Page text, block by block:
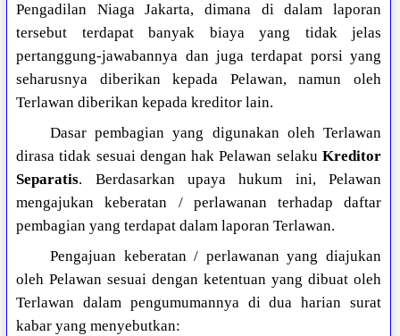
Pengadilan Niaga Jakarta, dimana di dalam laporan
tersebut terdapat banyak biaya yang tidak jelas
pertanggung-jawabannya dan juga terdapat porsi yang
seharusnya diberikan kepada Pelawan, namun oleh
Terlawan diberikan kepada kreditor lain.
Dasar pembagian yang digunakan oleh Terlawan
dirasa tidak sesuai dengan hak Pelawan selaku Kreditor
Separatis. Berdasarkan upaya hukum ini, Pelawan
mengajukan keberatan / perlawanan terhadap daftar
pembagian yang terdapat dalam laporan Terlawan.
Pengajuan keberatan / perlawanan yang diajukan
oleh Pelawan sesuai dengan ketentuan yang dibuat oleh
Terlawan dalam pengumumannya di dua harian surat
kabar yang menyebutkan: